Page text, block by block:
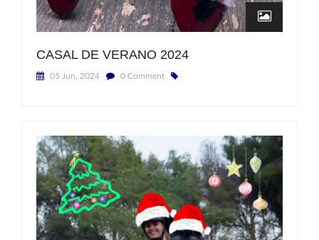
CASAL DE VERANO 2024
05 Jun, 2024 0 Comment